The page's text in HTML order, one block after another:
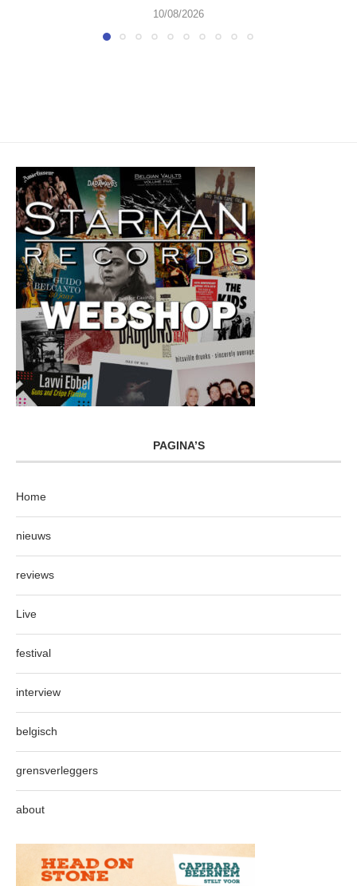
10/08/2026
PAGINA’S
Home
nieuws
reviews
Live
festival
interview
belgisch
grensverleggers
about